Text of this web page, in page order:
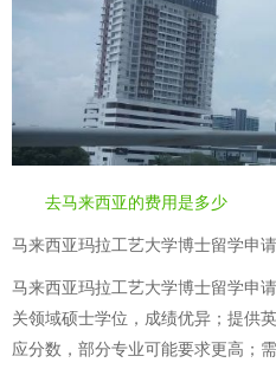
去马来西亚的费用是多少
马来西亚玛拉工艺大学博士留学申
马来西亚玛拉工艺大学博士留学申
关领域硕士学位，成绩优异；提供
应分数，部分专业可能要求更高；